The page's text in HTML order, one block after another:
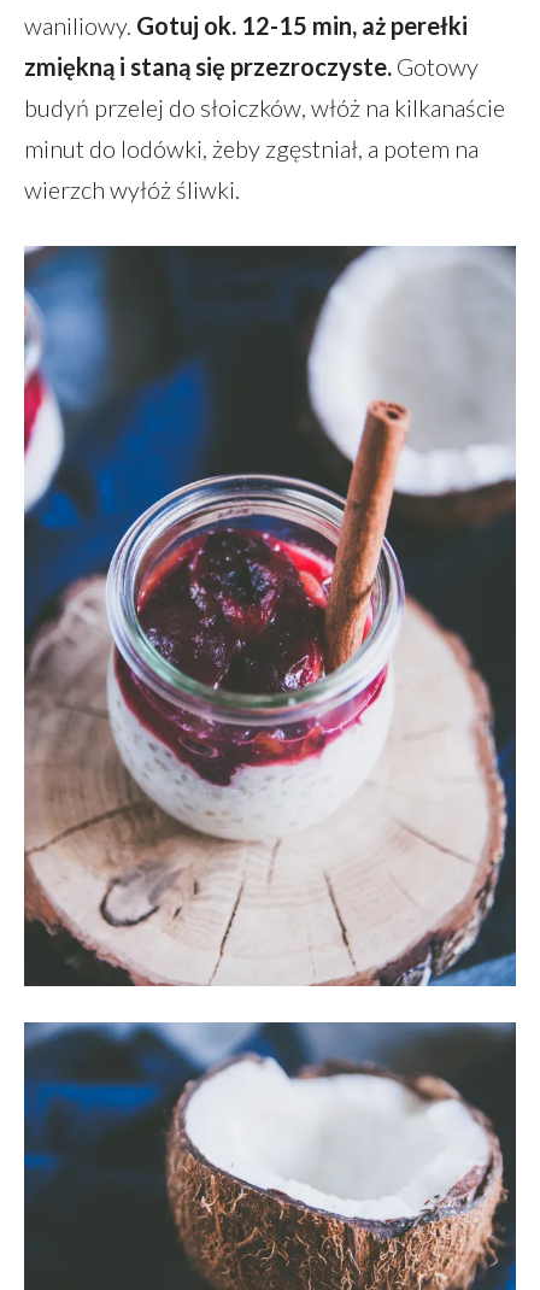
waniliowy. Gotuj ok. 12-15 min, aż perełki
zmiękną i staną się przezroczyste. Gotowy
budyń przelej do słoiczków, włóż na kilkanaście
minut do lodówki, żeby zgęstniał, a potem na
wierzch wyłóż śliwki.